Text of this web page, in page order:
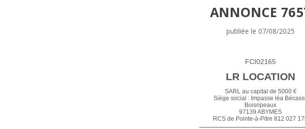
ANNONCE
publiée le 07/08/2025
FCI02165
LR LOCATION
SARL au capital de 5000 €
Siège social : Impasse léa
Boisripeaux
97139 ABYMES
RCS de Pointe-à-Pitre 812 027